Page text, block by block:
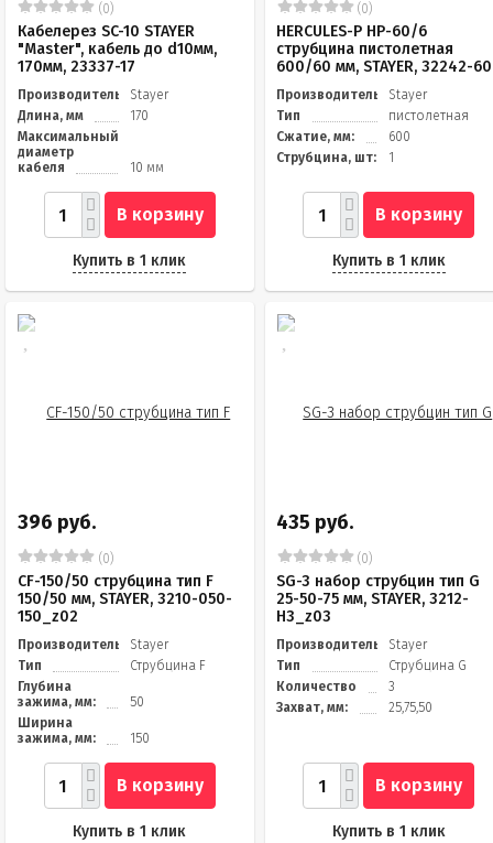
(0)
Кабелерез SC-10 STAYER
"Master", кабель до d10мм,
170мм, 23337-17
Производитель
Stayer
Длина, мм
170
Максимальный
диаметр
кабеля
10 мм
В корзину
Купить в 1 клик
(0)
HERCULES-P HP-60/6
струбцина пистолетная
600/60 мм, STAYER, 32242-60
Производитель
Stayer
Тип
пистолетная
Сжатие, мм:
600
Струбцина, шт:
1
В корзину
Купить в 1 клик
396 руб.
(0)
CF-150/50 струбцина тип F
150/50 мм, STAYER, 3210-050-
150_z02
Производитель
Stayer
Тип
Струбцина F
Глубина
зажима, мм:
50
Ширина
зажима, мм:
150
В корзину
Купить в 1 клик
435 руб.
(0)
SG-3 набор струбцин тип G
25-50-75 мм, STAYER, 3212-
H3_z03
Производитель
Stayer
Тип
Струбцина G
Количество
3
Захват, мм:
25,75,50
В корзину
Купить в 1 клик